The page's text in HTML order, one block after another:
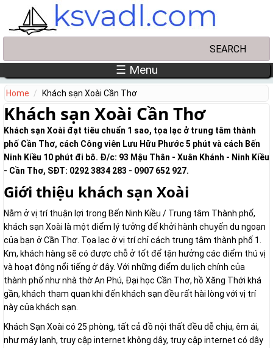
Skip to main content
☰ Menu
Home Khách sạn Xoài Cần Thơ
Khách sạn Xoài Cần Thơ
Khách sạn Xoài đạt tiêu chuẩn 1 sao, tọa lạc ở trung tâm thành
phố Cần Thơ, cách Công viên Lưu Hữu Phước 5 phút và cách Bến
Ninh Kiều 10 phút đi bô. Đ/c: 93 Mậu Thân - Xuân Khánh - Ninh Kiều
- Cần Thơ, SĐT: 0292 3834 283 - 0907 652 927.
Giới thiệu khách sạn Xoài
Nằm ở vị trí thuận lợi trong Bến Ninh Kiều / Trung tâm Thành phố,
khách sạn Xoài là một điểm lý tưởng để khởi hành chuyến du ngoạn
của bạn ở Cần Thơ. Tọa lạc ở vị trí chỉ cách trung tâm thành phố 1.
Km, khách hàng sẽ có được chỗ ở tốt để tận hưởng các điểm thú vị
và hoạt động nổi tiếng ở đây. Với những điểm du lịch chính của
thành phố như nhà thờ An Phú, Đại học Cần Thơ, hồ Xăng Thới khá
gần, khách tham quan khi đến khách sạn đều rất hài lòng với vị trí
này của khách sạn.
Khách Sạn Xoài có 25 phòng, tất cả đồ nội thất đều dễ chịu, êm ái,
như máy lạnh, truy cập internet không dây, truy cập internet có dây